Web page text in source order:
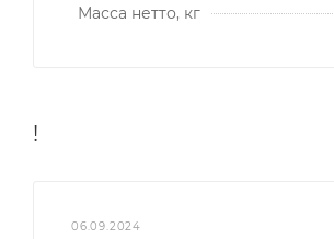
Масса нетто, кг
!
06.09.2024